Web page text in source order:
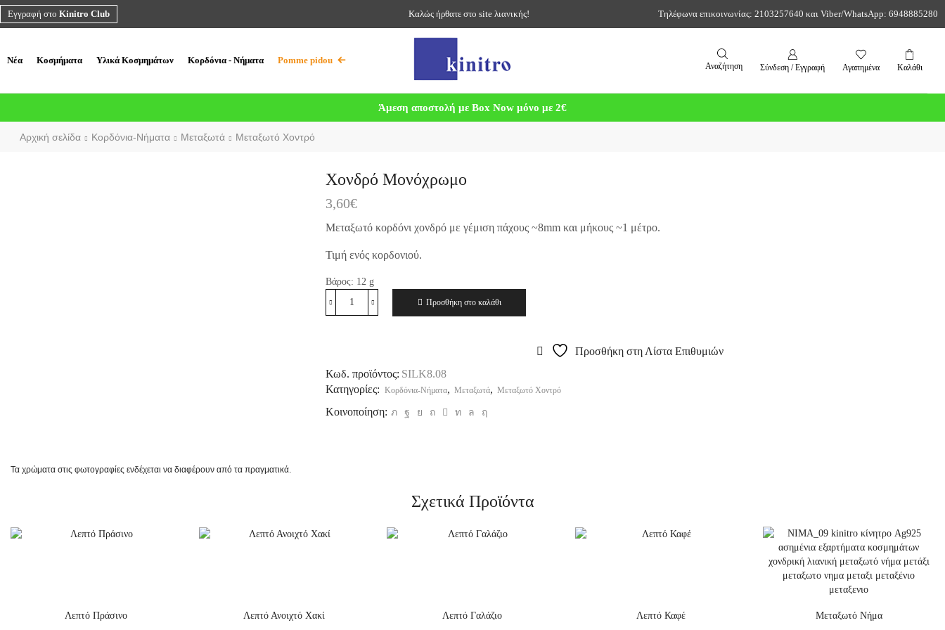
Εγγραφή στο Kinitro Club Καλώς ήρθατε στο site λιανικής! Τηλέφωνα επικοινωνίας: 2103257640 και Viber/WhatsApp: 6948885280
Νέα Κοσμήματα Υλικά Κοσμημάτων Κορδόνια - Νήματα Pomme pidou
Αναζήτηση Σύνδεση / Εγγραφή Αγαπημένα Καλάθι
Άμεση αποστολή με Box Now μόνο με 2€
Αρχική σελίδα Κορδόνια-Νήματα Μεταξωτά Μεταξωτό Χοντρό
Χονδρό Μονόχρωμο
3,60€
Μεταξωτό κορδόνι χονδρό με γέμιση πάχους ~8mm και μήκους ~1 μέτρο.
Τιμή ενός κορδονιού.
Βάρος: 12 g
Προσθήκη στο καλάθι
Προσθήκη στη Λίστα Επιθυμιών
Κωδ. προϊόντος: SILK8.08
Κατηγορίες: Κορδόνια-Νήματα, Μεταξωτά, Μεταξωτό Χοντρό
Κοινοποίηση:
Τα χρώματα στις φωτογραφίες ενδέχεται να διαφέρουν από τα πραγματικά.
Σχετικά Προϊόντα
Λεπτό Πράσινο
Λεπτό Ανοιχτό Χακί
Λεπτό Γαλάζιο
Λεπτό Καφέ
Μεταξωτό Νήμα